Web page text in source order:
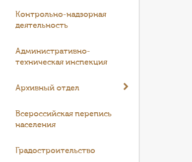
Контрольно-надзорная
деятельность
Административно-
техническая инспекция
Архивный отдел
Всероссийская перепись
населения
Градостроительство